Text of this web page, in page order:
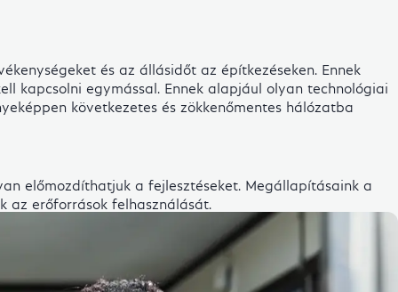
és az állásidőt az építkezéseken. Ennek
kapcsolni egymással. Ennek alapjául olyan technológiai
következetes és zökkenőmentes hálózatba
előmozdíthatjuk a fejlesztéseket. Megállapításaink a
erőforrások felhasználását.